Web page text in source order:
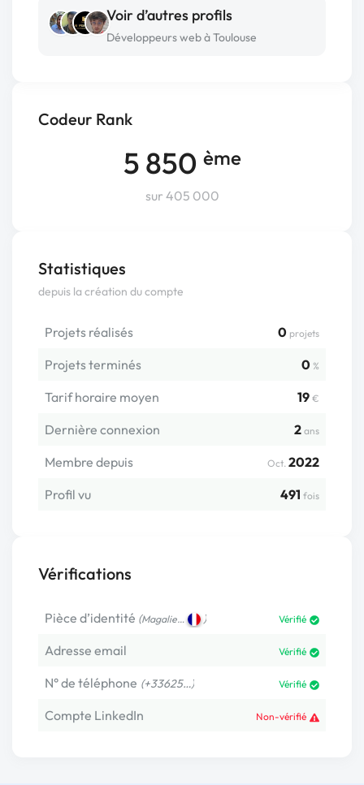
Codeur Rank
5 850 ème
sur 405 000
Statistiques
depuis la création du compte
Projets réalisés 0 projets
Projets terminés 0 %
Tarif horaire moyen 19 €
Dernière connexion 2 ans
Membre depuis Oct. 2022
Profil vu
491 fois
Vérifications
Pièce d’identité (Magalie… ) Vérifié
Adresse email Vérifié
N° de téléphone (+33625…) Vérifié
Compte LinkedIn Non-vérifié
Voir d’autres profils
Développeurs web à Toulouse